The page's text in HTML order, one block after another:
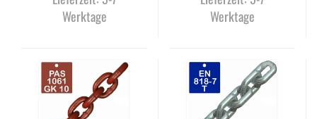
Werktage
Werktage